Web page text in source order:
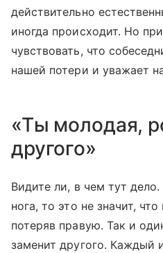
действительно
иногда происходит. Но
чувствовать, что
нашей потери и уважает
«Ты молодая,
другого»
Видите ли, в чем тут
нога, то это не значит,
потеряв правую. Так и
заменит другого. Каждый